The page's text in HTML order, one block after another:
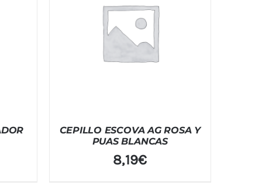
CEPILLO ESCOVA AG ROSA Y
PUAS BLANCAS
8,19€